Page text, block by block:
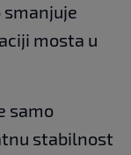
mosta u
samo
stabilnost